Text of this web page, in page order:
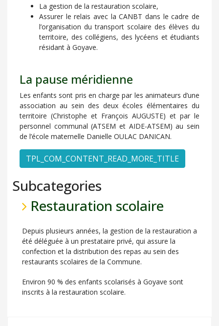
La gestion de la restauration scolaire,
Assurer le relais avec la CANBT dans le cadre de
l’organisation du transport scolaire des élèves du
territoire, des collégiens, des lycéens et étudiants
résidant à Goyave.
La pause méridienne
Les enfants sont pris en charge par les animateurs d’une
association au sein des deux écoles élémentaires du
territoire (Christophe et François AUGUSTE) et par le
personnel communal (ATSEM et AIDE-ATSEM) au sein
de l’école maternelle Danielle OULAC DANICAN.
TPL_COM_CONTENT_READ_MORE_TITLE
Subcategories
Restauration scolaire
Depuis plusieurs années, la gestion de la restauration a
été déléguée à un prestataire privé, qui assure la
confection et la distribution des repas au sein des
restaurants scolaires de la Commune.
Environ 90 % des enfants scolarisés à Goyave sont
inscrits à la restauration scolaire.